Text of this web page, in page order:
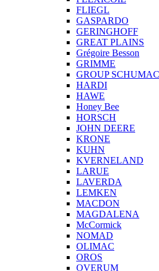
FLIEGL
GASPARDO
GERINGHOFF
GREAT PLAINS
Grégoire Besson
GRIMME
GROUP
HARDI
HAWE
Honey Bee
HORSCH
JOHN DEERE
KRONE
KUHN
KVERNELAND
LARUE
LAVERDA
LEMKEN
MACDON
MAGDALENA
McCormick
NOMAD
OLIMAC
OROS
OVERUM